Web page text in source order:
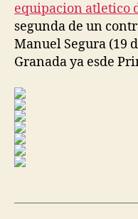
equipacion atletico
segunda de un
Manuel Segura (19
Granada ya esde